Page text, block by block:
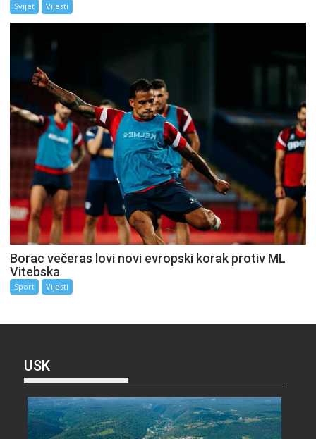
Svijet Vijesti
Borac večeras lovi novi evropski korak protiv ML
Vitebska
Sport Vijesti
USK